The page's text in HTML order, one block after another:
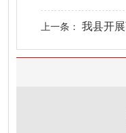
上一条： 我县开